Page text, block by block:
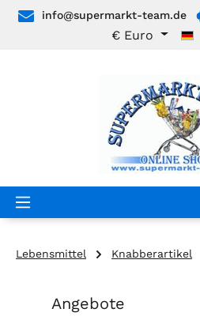
Zum Hauptinhalt springen
info@supermarkt-team.de
€ Euro
Lebensmittel Knabberartikel
Produktgalerie überspringen
Angebote